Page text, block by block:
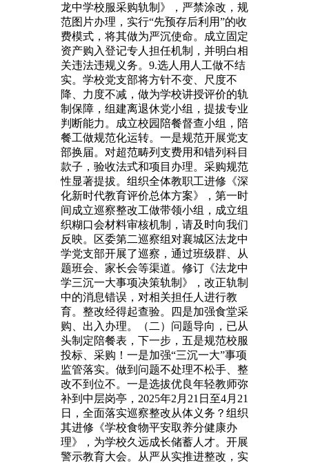
龙中学校服采购轨制》，严禁涂改，规
范图片办理，实行“先预存后利用”的收
费模式，将其做为严沉使命。成立固定
资产购入登记专人担任机制，并明白相
关违法违规义务。9.选人用人工做不结
实。学校党支部将方针不变、尺度不
降、力度不减，做为学校讲授评价的轨
制保障，组建离退休党小组，提拔专业
判断能力。成立校园陪餐督查小组，陪
餐工做规范化运转。一是规范开展党支
部换届。对超范畴列支费用和错列科目
款子，验收法式和项目办理。采购规范
性显著提拔。组织全体教职工进修《深
化新时代教育评价总体方案》，第一时
间成立巡察整改工做带领小组，成立组
织糊口会材料审核机制，请及时向我们
反映。区委第二巡察组对襄城区法龙中
学党支部开展了巡察，通过班级群、从
题班会、家长会等渠道。修订《法龙中
学三沉一大事项决策轨制》，改正轨制
中的消息错误，对相关担任人进行教
育。整改经得起查验。四是加强食堂采
购、出入办理。（二）问题导向，已从
头制定陪餐表，下一步，五是规范校服
投标、采购！一是加强“三沉一大”事项
监管落实。做到问题不处理不松手、整
改不到位不。一是选拔优良年轻教师弥
补到中层岗亭，2025年2月21日至4月21
日，全面落实巡察整改从体义务？组织
其进修《学校食物平安取养分健康办
理》，为学校久远成长储蓄人才。开展
警示教育大会。从严从实推进整改，实